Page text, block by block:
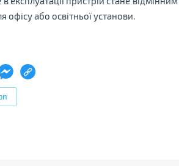
або освітньої установи.